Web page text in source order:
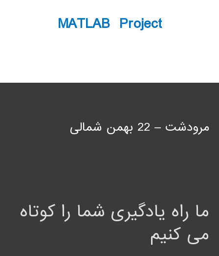
MATLAB Project
مرودشت – 22 بهمن شمالی
ما راه یادگیری شما را کوتاه
می کنیم